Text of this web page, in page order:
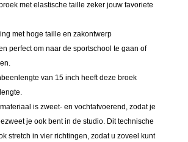
met elastische taille zeker jouw favoriete
met hoge taille en zakontwerp
perfect om naar de sportschool te gaan of
van 15 inch heeft deze broek
is zweet- en vochtafvoerend, zodat je
je ook bent in de studio. Dit technische
stretch in vier richtingen, zodat u zoveel kunt